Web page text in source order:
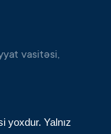
vasitəsi,
yoxdur. Yalnız